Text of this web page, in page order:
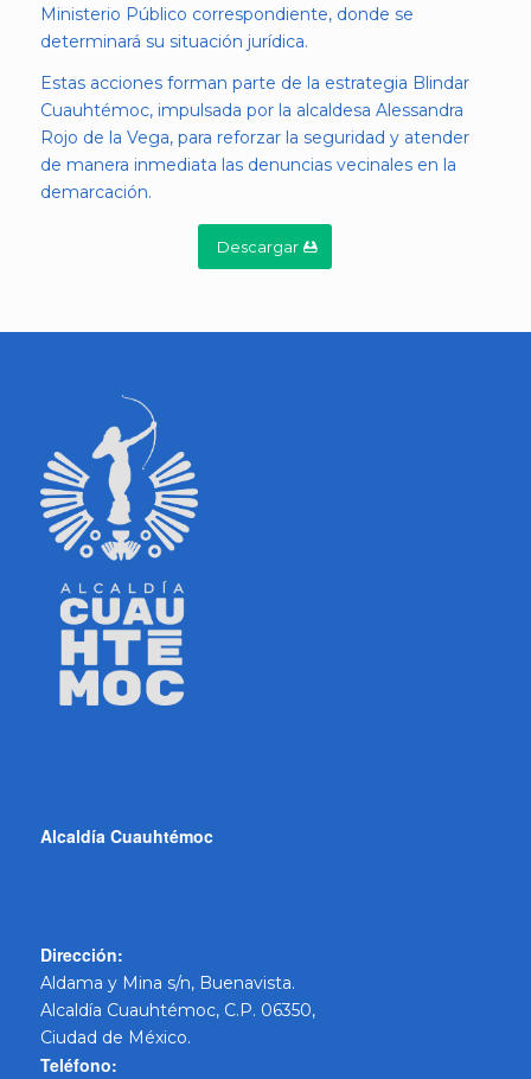
Ministerio Público correspondiente, donde se
determinará su situación jurídica.
Estas acciones forman parte de la estrategia Blindar
Cuauhtémoc, impulsada por la alcaldesa Alessandra
Rojo de la Vega, para reforzar la seguridad y atender
de manera inmediata las denuncias vecinales en la
demarcación.
Descargar
Alcaldía Cuauhtémoc
Dirección:
Aldama y Mina s/n, Buenavista.
Alcaldía Cuauhtémoc, C.P. 06350,
Ciudad de México.
Teléfono: